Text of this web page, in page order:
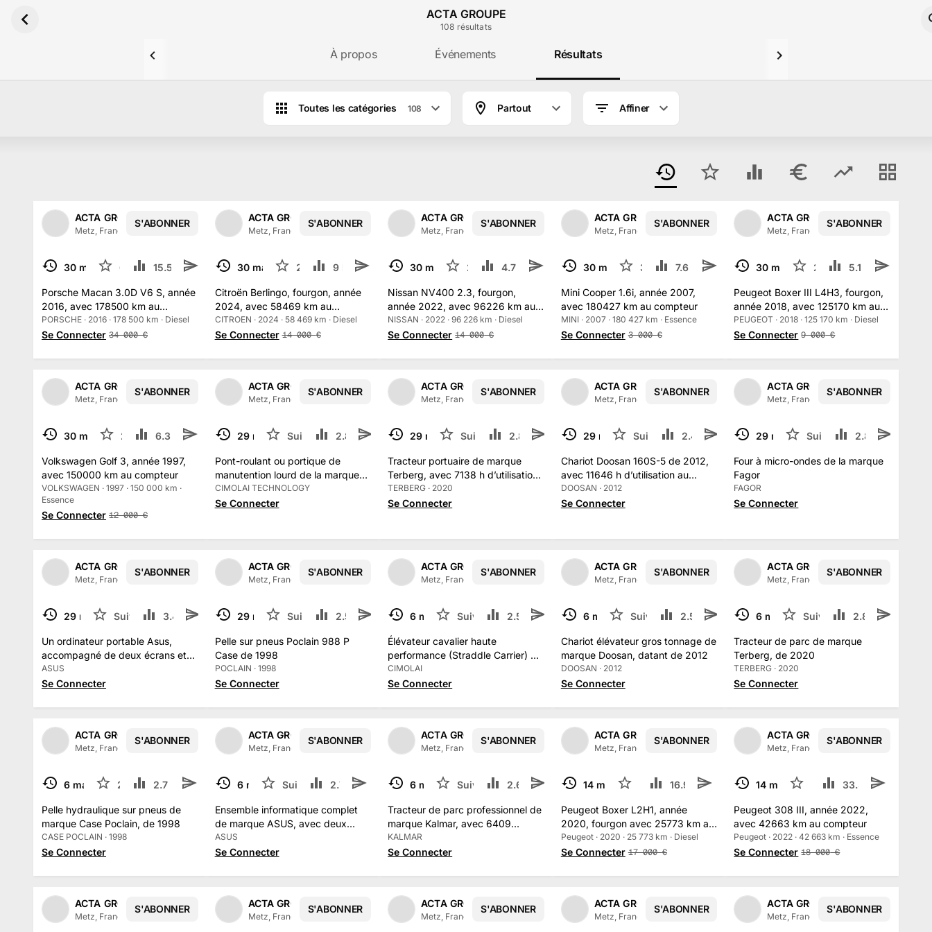
ACTA GROUPE
108 résultats
À propos Événements Résultats
Toutes les catégories 108 Partout Affiner
ACTA GROUPE
Metz, France 315 abonnés
S'ABONNER
TERMINÉ
1/2
30 mai 6 15.5 k
Porsche Macan 3.0D V6 S, année
2016, avec 178500 km au
compteur
PORSCHE · 2016 · 178 500 km · Diesel
Se Connecter 34 000 €
ACTA GROUPE
Metz, France 315 abonnés
S'ABONNER
TERMINÉ
1/2
30 mai 2 9 k
Citroën Berlingo, fourgon, année
2024, avec 58469 km au
compteur
CITROEN · 2024 · 58 469 km · Diesel
Se Connecter 14 000 €
ACTA GROUPE
Metz, France 315 abonnés
S'ABONNER
TERMINÉ
1/2
30 mai 2 4.7 k
Nissan NV400 2.3, fourgon,
année 2022, avec 96226 km au
compteur
NISSAN · 2022 · 96 226 km · Diesel
Se Connecter 14 000 €
ACTA GROUPE
Metz, France 315 abonnés
S'ABONNER
TERMINÉ
1/2
30 mai 3 7.6 k
Mini Cooper 1.6i, année 2007,
avec 180427 km au compteur
MINI · 2007 · 180 427 km · Essence
Se Connecter 3 000 €
ACTA GROUPE
Metz, France 315 abonnés
S'ABONNER
TERMINÉ
1/2
30 mai 2 5.1 k
Peugeot Boxer III L4H3, fourgon,
année 2018, avec 125170 km au
compteur
PEUGEOT · 2018 · 125 170 km · Diesel
Se Connecter 9 000 €
ACTA GROUPE
Metz, France 315 abonnés
S'ABONNER
TERMINÉ
1/2
30 mai 2 6.3 k
Volkswagen Golf 3, année 1997,
avec 150000 km au compteur
VOLKSWAGEN · 1997 · 150 000 km ·
Essence
Se Connecter 12 000 €
ACTA GROUPE
Metz, France 315 abonnés
S'ABONNER
TERMINÉ
1/2
29 mai Suivre 2.8 k
Pont-roulant ou portique de
manutention lourd de la marque
de référence Cimolai Technology
CIMOLAI TECHNOLOGY
Se Connecter
ACTA GROUPE
Metz, France 315 abonnés
S'ABONNER
TERMINÉ
1/2
29 mai Suivre 2.8 k
Tracteur portuaire de marque
Terberg, avec 7138 h d’utilisation
au compteur
TERBERG · 2020
Se Connecter
ACTA GROUPE
Metz, France 315 abonnés
S'ABONNER
TERMINÉ
1/2
29 mai Suivre 2.4 k
Chariot Doosan 160S-5 de 2012,
avec 11646 h d’utilisation au
compteur
DOOSAN · 2012
Se Connecter
ACTA GROUPE
Metz, France 315 abonnés
S'ABONNER
TERMINÉ29 mai Suivre 2.8 k
Four à micro-ondes de la marque
Fagor
FAGOR
Se Connecter
ACTA GROUPE
Metz, France 315 abonnés
S'ABONNER
TERMINÉ29 mai Suivre 3.4 k
Un ordinateur portable Asus,
accompagné de deux écrans et
de deux clavier
ASUS
Se Connecter
ACTA GROUPE
Metz, France 315 abonnés
S'ABONNER
TERMINÉ
1/2
29 mai Suivre 2.5 k
Pelle sur pneus Poclain 988 P
Case de 1998
POCLAIN · 1998
Se Connecter
ACTA GROUPE
Metz, France 315 abonnés
S'ABONNER
TERMINÉ
1/2
6 mai Suivre 2.5 k
Élévateur cavalier haute
performance (Straddle Carrier) de
marque Cimolai
CIMOLAI
Se Connecter
ACTA GROUPE
Metz, France 315 abonnés
S'ABONNER
TERMINÉ
1/2
6 mai Suivre 2.5 k
Chariot élévateur gros tonnage de
marque Doosan, datant de 2012
DOOSAN · 2012
Se Connecter
ACTA GROUPE
Metz, France 315 abonnés
S'ABONNER
TERMINÉ
1/2
6 mai Suivre 2.8 k
Tracteur de parc de marque
Terberg, de 2020
TERBERG · 2020
Se Connecter
ACTA GROUPE
Metz, France 315 abonnés
S'ABONNER
TERMINÉ
1/2
6 mai 2 2.7 k
Pelle hydraulique sur pneus de
marque Case Poclain, de 1998
CASE POCLAIN · 1998
Se Connecter
ACTA GROUPE
Metz, France 315 abonnés
S'ABONNER
TERMINÉ6 mai Suivre 2.7 k
Ensemble informatique complet
de marque ASUS, avec deux
claviers et deux écrans
ASUS
Se Connecter
ACTA GROUPE
Metz, France 315 abonnés
S'ABONNER
TERMINÉ
1/2
6 mai Suivre 2.6 k
Tracteur de parc professionnel de
marque Kalmar, avec 6409
heures au compteur
KALMAR
Se Connecter
ACTA GROUPE
Metz, France 315 abonnés
S'ABONNER
TERMINÉ
1/2
14 mars 16.9 k
Peugeot Boxer L2H1, année
2020, fourgon avec 25773 km au
compteur
Peugeot · 2020 · 25 773 km · Diesel
Se Connecter 17 000 €
ACTA GROUPE
Metz, France 315 abonnés
S'ABONNER
TERMINÉ
1/2
14 mars 33.5 k
Peugeot 308 III, année 2022,
avec 42663 km au compteur
Peugeot · 2022 · 42 663 km · Essence
Se Connecter 18 000 €
ACTA GROUPE
Metz, France 315 abonnés
S'ABONNER
1/2 ACTA GROUPE
Metz, France 315 abonnés
S'ABONNER
1/2 ACTA GROUPE
Metz, France 315 abonnés
S'ABONNER
1/2 ACTA GROUPE
Metz, France 315 abonnés
S'ABONNER
1/2 ACTA GROUPE
Metz, France 315 abonnés
S'ABONNER
1/2